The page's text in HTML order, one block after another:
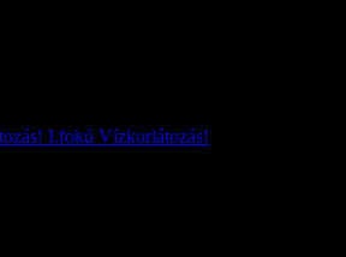
I.fokú Vízkorlátozás!